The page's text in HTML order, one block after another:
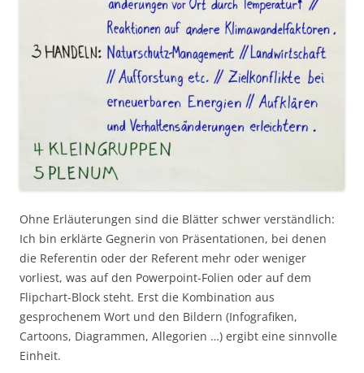
Ohne Erläuterungen sind die Blätter schwer verständlich:
Ich bin erklärte Gegnerin von Präsentationen, bei denen
die Referentin oder der Referent mehr oder weniger
vorliest, was auf den Powerpoint-Folien oder auf dem
Flipchart-Block steht. Erst die Kombination aus
gesprochenem Wort und den Bildern (Infografiken,
Cartoons, Diagrammen, Allegorien …) ergibt eine sinnvolle
Einheit.